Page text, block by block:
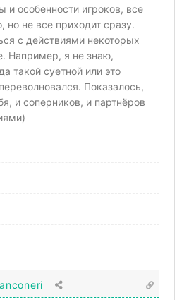
и особенности игроков, все
но не все приходит сразу.
с действиями некоторых
Например, я не знаю,
такой суетной или это
Показалось,
и соперников, и партнёров